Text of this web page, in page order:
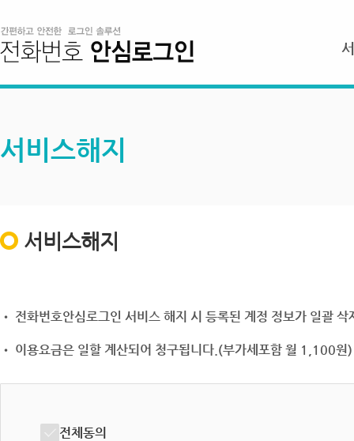
서비스해지
서비스해지
• 전화번호안심로그인 서비스 해지 시 등록된 계정 정보가 일괄
• 이용요금은 일할 계산되어 청구됩니다.(부가세포함 월 1,100원)
전체동의